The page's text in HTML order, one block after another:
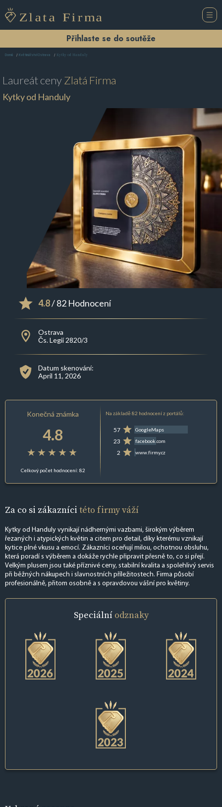
Přihlaste se do soutěže
Domů Květinářství Ostrava Kytky od Handuly
Laureát cenyZlatá Firma
Kytky od Handuly
4.8/ 82 Hodnocení
Ostrava
Čs. Legií 2820/3
Datum skenování:
April 11, 2026
Konečná známka
4.8
Celkový počet hodnocení: 82
Na základě 82 hodnocení z portálů:
57 GoogleMaps
23 facebook.com
2 www.firmy.cz
Za co si zákazníci této firmy váží
Kytky od Handuly vynikají nádhernými vazbami, širokým výběrem
řezaných i atypických květin a citem pro detail, díky kterému vznikají
kytice plné vkusu a emocí. Zákazníci oceňují milou, ochotnou obsluhu,
která poradí s výběrem a dokáže rychle připravit přesně to, co si přejí.
Velkým plusem jsou také příznivé ceny, stabilní kvalita a spolehlivý servis
při běžných nákupech i slavnostních příležitostech. Firma působí
profesionálně, přitom osobně a s opravdovou vášní pro květiny.
Speciální odznaky